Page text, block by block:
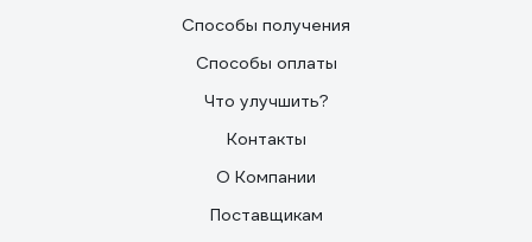
Способы получения
Способы оплаты
Что улучшить?
Контакты
О Компании
Поставщикам